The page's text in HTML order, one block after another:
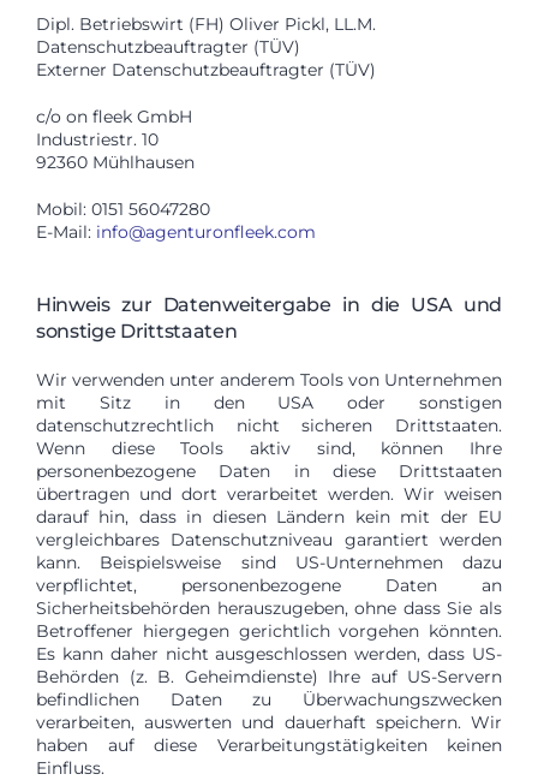
Dipl. Betriebswirt (FH) Oliver Pickl, LL.M.
Datenschutzbeauftragter (TÜV)
Externer Datenschutzbeauftragter (TÜV)
c/o on fleek GmbH
Industriestr. 10
92360 Mühlhausen
Mobil: 0151 56047280
E-Mail: info@agenturonfleek.com
Hinweis zur Datenweitergabe in die USA und
sonstige Drittstaaten
Wir verwenden unter anderem Tools von Unternehmen
mit Sitz in den USA oder sonstigen
datenschutzrechtlich nicht sicheren Drittstaaten.
Wenn diese Tools aktiv sind, können Ihre
personenbezogene Daten in diese Drittstaaten
übertragen und dort verarbeitet werden. Wir weisen
darauf hin, dass in diesen Ländern kein mit der EU
vergleichbares Datenschutzniveau garantiert werden
kann. Beispielsweise sind US-Unternehmen dazu
verpflichtet, personenbezogene Daten an
Sicherheitsbehörden herauszugeben, ohne dass Sie als
Betroffener hiergegen gerichtlich vorgehen könnten.
Es kann daher nicht ausgeschlossen werden, dass US-
Behörden (z. B. Geheimdienste) Ihre auf US-Servern
befindlichen Daten zu Überwachungszwecken
verarbeiten, auswerten und dauerhaft speichern. Wir
haben auf diese Verarbeitungstätigkeiten keinen
Einfluss.